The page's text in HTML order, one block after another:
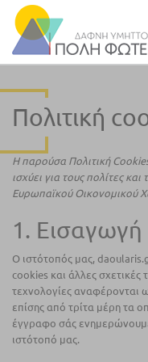
Πολιτική
Η παρούσα Πολιτική
ισχύει για τους πολίτες
Ευρωπαϊκού Οικονομικού
1. Εισαγωγή
Ο ιστότοπός μας,
cookies και άλλες σχετικές
τεχνολογίες αναφέρονται
επίσης από τρίτα μέρη τα
έγγραφο σάς
ιστότοπό μας.